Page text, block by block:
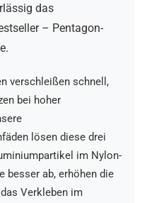
das
– Pentagon-
verschleißen schnell,
bei hoher
lösen diese drei
im Nylon-
besser ab, erhöhen die
Verkleben im